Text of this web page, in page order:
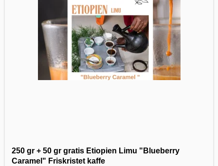
250 gr + 50 gr gratis Etiopien Limu "Blueberry
Caramel" Friskristet kaffe